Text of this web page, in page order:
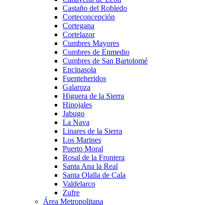
Castaño del Robledo
Corteconcepción
Cortegana
Cortelazor
Cumbres Mayores
Cumbres de Enmedio
Cumbres de San Bartolomé
Encinasola
Fuenteheridos
Galaroza
Higuera de la Sierra
Hinojales
Jabugo
La Nava
Linares de la Sierra
Los Marines
Puerto Moral
Rosal de la Frontera
Santa Ana la Real
Santa Olalla de Cala
Valdelarco
Zufre
Área Metropolitana